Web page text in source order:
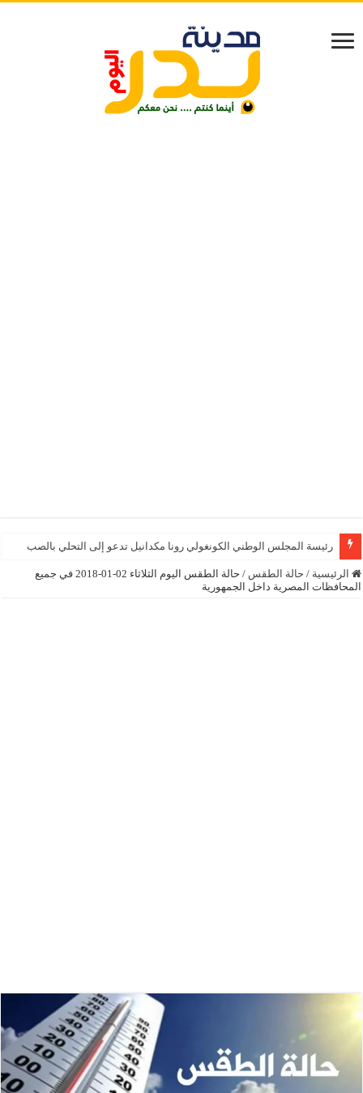
رئيسة المجلس الوطني الكونغولي رونا مكدانيل تدعو إلى التحلي بالصبر حتى
الرئيسية / حالة الطقس /
حالة الطقس اليوم الثلاثاء 02-01-2018 في جميع
المحافظات المصرية داخل الجمهورية